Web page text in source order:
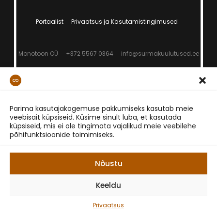
Parima kasutajakogemuse pakkumiseks kasutab meie
veebisait küpsiseid. Küsime sinult luba, et kasutada
küpsiseid, mis ei ole tingimata vajalikud meie veebilehe
põhifunktsioonide toimimiseks.
Nõustu
Keeldu
Privaatsus
Portaalist Privaatsus ja Kasutamistingimused
Monotoon OÜ +372 5567 0364 info@surmakuulutused.ee